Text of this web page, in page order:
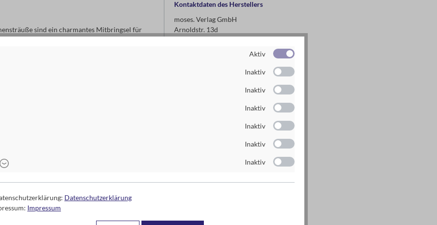
sind ein charmantes Mitbringsel für
Tisch oder einfach so – die Trockenblumen
ganz ohne viele Worte ihre eigene
Kontaktdaten des Herstellers
moses. Verlag GmbH
Arnoldstr. 13d
Aktiv
Inaktiv
Inaktiv
Inaktiv
Inaktiv
Inaktiv
Inaktiv
Datenschutzerklärung
Impressum